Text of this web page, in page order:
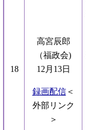
18
高宮辰郎
（福政会)
12月13日
録画配信＜
外部リンク
＞